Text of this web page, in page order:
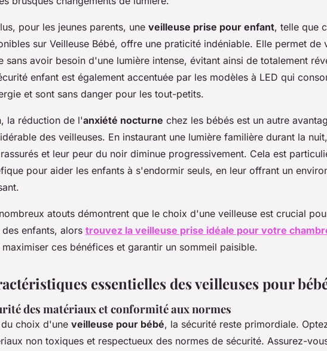
pour les jeunes parents, une veilleuse prise pour enfant, telle que
sur Veilleuse Bébé, offre une praticité indéniable. Elle permet de
sans avoir besoin d'une lumière intense, évitant ainsi de totalement
enfant est également accentuée par les modèles à LED qui
et sont sans danger pour les tout-petits.
la réduction de l'anxiété nocturne chez les bébés est un autre
des veilleuses. En instaurant une lumière familière durant la
et leur peur du noir diminue progressivement. Cela est
pour aider les enfants à s'endormir seuls, en leur offrant un
atouts démontrent que le choix d'une veilleuse est crucial
des enfants, alors trouvez la veilleuse prise idéale pour votre
ces bénéfices et garantir un sommeil paisible.
essentielles des veilleuses pour
des matériaux et conformité aux normes
choix d'une veilleuse pour bébé, la sécurité reste primordiale.
non toxiques et respectueux des normes de sécurité. Assurez-